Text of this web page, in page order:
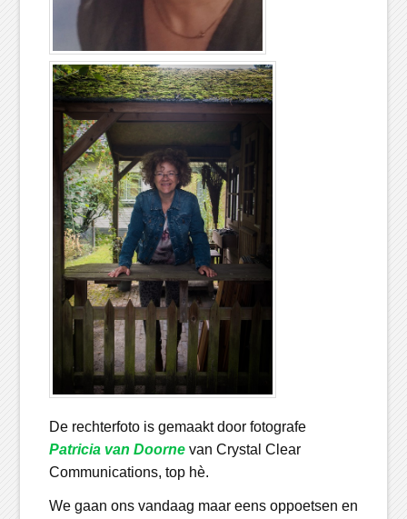
De rechterfoto is gemaakt door fotografe
Patricia van Doornevan Crystal Clear
Communications, top hè.
We gaan ons vandaag maar eens oppoetsen en